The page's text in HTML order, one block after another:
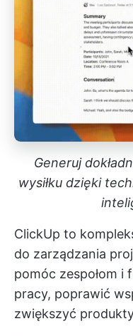
Generuj
wysiłku dzięki
ClickUp to
do zarządzania
pomóc zespołom i
pracy, poprawić
zwiększyć